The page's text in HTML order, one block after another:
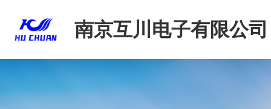
南京互川电子有限公司